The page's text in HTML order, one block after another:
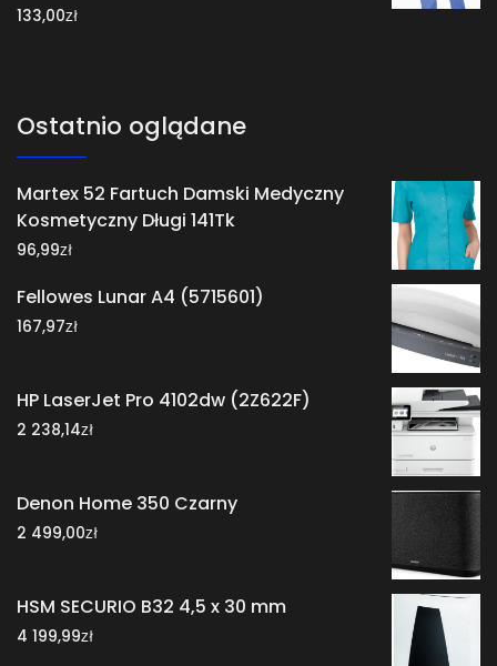
133,00zł
Ostatnio oglądane
Martex 52 Fartuch Damski Medyczny
Kosmetyczny Długi 141Tk
96,99zł
Fellowes Lunar A4 (5715601)
167,97zł
HP LaserJet Pro 4102dw (2Z622F)
2 238,14zł
Denon Home 350 Czarny
2 499,00zł
HSM SECURIO B32 4,5 x 30 mm
4 199,99zł